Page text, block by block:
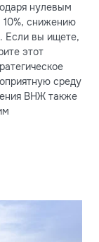
нулевым
снижению
Если вы ищете,
этот
среду
ВНЖ также